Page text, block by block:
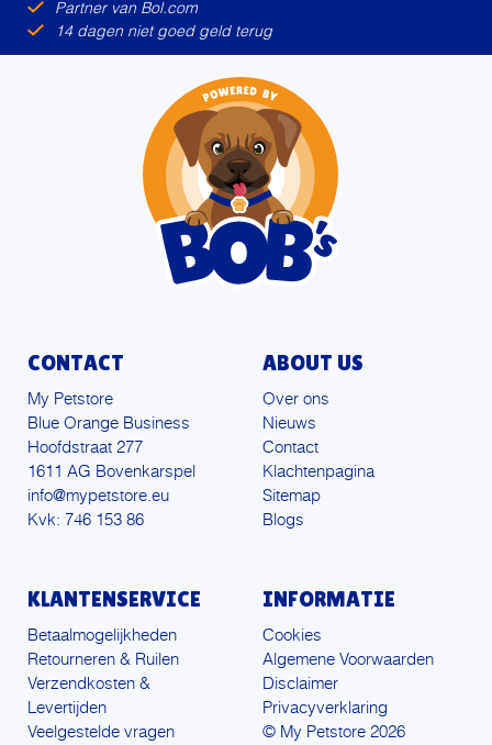
Partner van Bol.com
14 dagen niet goed geld terug
CONTACT
My Petstore
Blue Orange Business
Hoofdstraat 277
1611 AG Bovenkarspel
info@mypetstore.eu
Kvk: 746 153 86
ABOUT US
Over ons
Nieuws
Contact
Klachtenpagina
Sitemap
Blogs
KLANTENSERVICE
Betaalmogelijkheden
Retourneren & Ruilen
Verzendkosten &
Levertijden
Veelgestelde vragen
INFORMATIE
Cookies
Algemene Voorwaarden
Disclaimer
Privacyverklaring
© My Petstore 2026